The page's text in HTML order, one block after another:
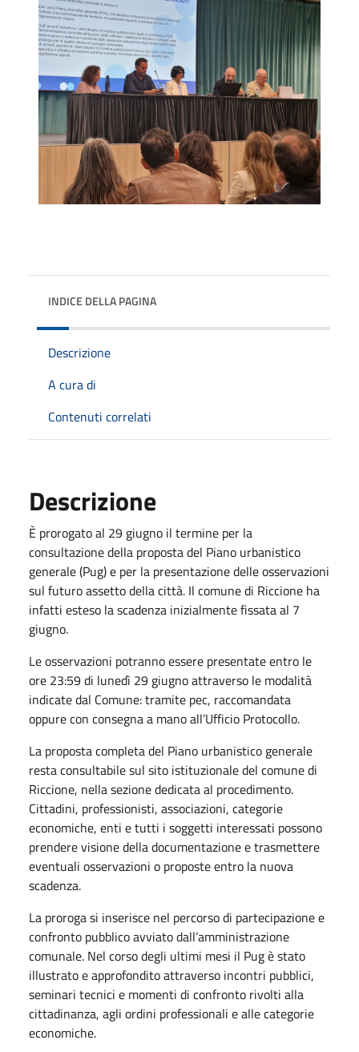
INDICE DELLA PAGINA
Descrizione
A cura di
Contenuti correlati
Descrizione
È prorogato al 29 giugno il termine per la
consultazione della proposta del Piano urbanistico
generale (Pug) e per la presentazione delle osservazioni
sul futuro assetto della città. Il comune di Riccione ha
infatti esteso la scadenza inizialmente fissata al 7
giugno.
Le osservazioni potranno essere presentate entro le
ore 23:59 di lunedì 29 giugno attraverso le modalità
indicate dal Comune: tramite pec, raccomandata
oppure con consegna a mano all’Ufficio Protocollo.
La proposta completa del Piano urbanistico generale
resta consultabile sul sito istituzionale del comune di
Riccione, nella sezione dedicata al procedimento.
Cittadini, professionisti, associazioni, categorie
economiche, enti e tutti i soggetti interessati possono
prendere visione della documentazione e trasmettere
eventuali osservazioni o proposte entro la nuova
scadenza.
La proroga si inserisce nel percorso di partecipazione e
confronto pubblico avviato dall’amministrazione
comunale. Nel corso degli ultimi mesi il Pug è stato
illustrato e approfondito attraverso incontri pubblici,
seminari tecnici e momenti di confronto rivolti alla
cittadinanza, agli ordini professionali e alle categorie
economiche.